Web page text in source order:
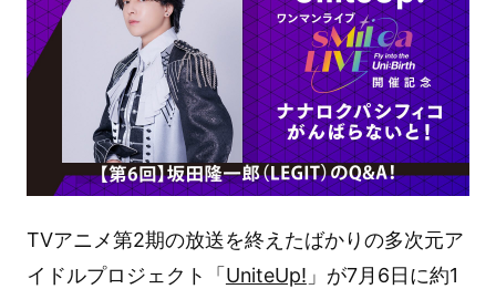
TVアニメ第2期の放送を終えたばかりの多次元ア
イドルプロジェクト「 UniteUp! 」が7月6日に約1